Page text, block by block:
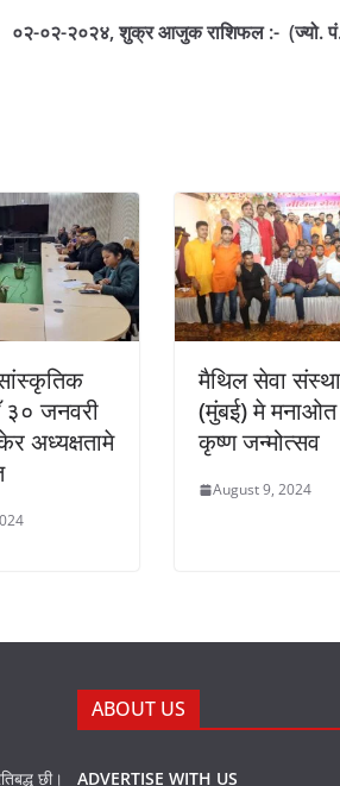
०२-०२-२०२४, शुक्र आजुक राशिफल :- (ज्यो.
जनवरी
अध्यक्षतामे
मैथिल सेवा
(मुंबई) मे मनाओत
कृष्ण जन्मोत्सव
August 9, 2024
छी।
ABOUT US
ADVERTISE WITH US